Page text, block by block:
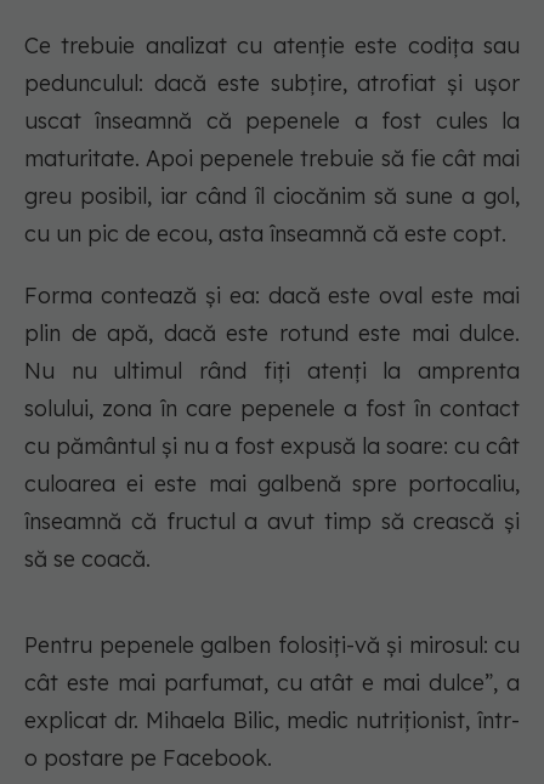
Ce trebuie analizat cu atenție este codița sau
pedunculul: dacă este subțire, atrofiat și ușor
uscat înseamnă că pepenele a fost cules la
maturitate. Apoi pepenele trebuie să fie cât mai
greu posibil, iar când îl ciocănim să sune a gol,
cu un pic de ecou, asta înseamnă că este copt.
Forma contează și ea: dacă este oval este mai
plin de apă, dacă este rotund este mai dulce.
Nu nu ultimul rând fiți atenți la amprenta
solului, zona în care pepenele a fost în contact
cu pământul și nu a fost expusă la soare: cu cât
culoarea ei este mai galbenă spre portocaliu,
înseamnă că fructul a avut timp să crească și
să se coacă.
Pentru pepenele galben folosiți-vă și mirosul: cu
cât este mai parfumat, cu atât e mai dulce”, a
explicat dr. Mihaela Bilic, medic nutriționist, într-
o postare pe Facebook.